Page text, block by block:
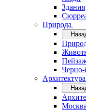
Здания
Природа
Черно-
Архитектура
Москва